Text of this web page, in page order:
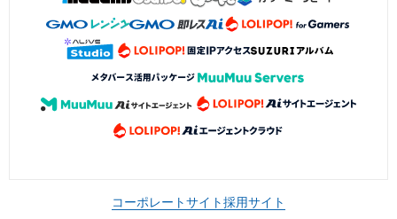
コーポレートサイト採用サイト